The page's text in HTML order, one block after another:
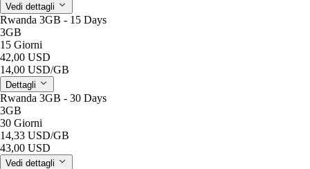
Vedi dettagli
Rwanda 3GB - 15 Days
3GB
15 Giorni
42,00 USD
14,00 USD/GB
Dettagli
Rwanda 3GB - 30 Days
3GB
30 Giorni
14,33 USD/GB
43,00 USD
Vedi dettagli